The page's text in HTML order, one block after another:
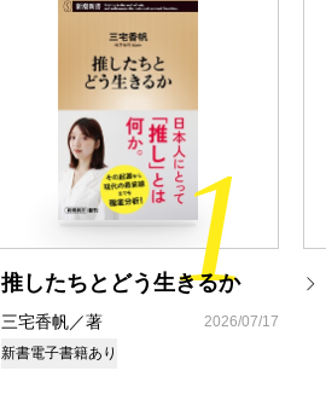
1
推したちとどう生きるか
三宅香帆／著
2026/07/17
新書電子書籍あり